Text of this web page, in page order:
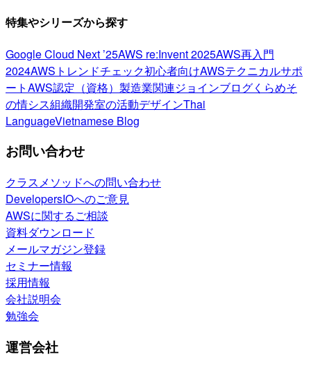
特集やシリーズから探す
Google Cloud Next ’25AWS re:Invent 2025AWS再入門
2024AWSトレンドチェック初心者向けAWSテクニカルサポ
ートAWS認定（資格） 製造業関連ジョインブログくらめそ
の情シス組織開発室の活動デザインThai
LanguageVietnamese Blog
お問い合わせ
クラスメソッドへの問い合わせ
DevelopersIOへのご意見
AWSに関するご相談
資料ダウンロード
メールマガジン登録
セミナー情報
採用情報
会社説明会
勉強会
運営会社